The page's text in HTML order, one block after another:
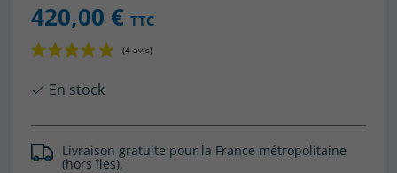
420,00 € TTC
En stock
Livraison gratuite pour la France métropolitaine
(hors îles).